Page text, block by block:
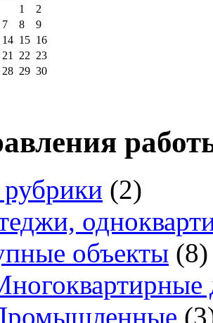
1
2
7 8
9
14 15 16
21 22 23
28 29 30
рубрики (2)
объекты (8)